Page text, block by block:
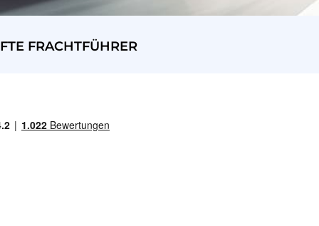
FRACHTFÜHRER